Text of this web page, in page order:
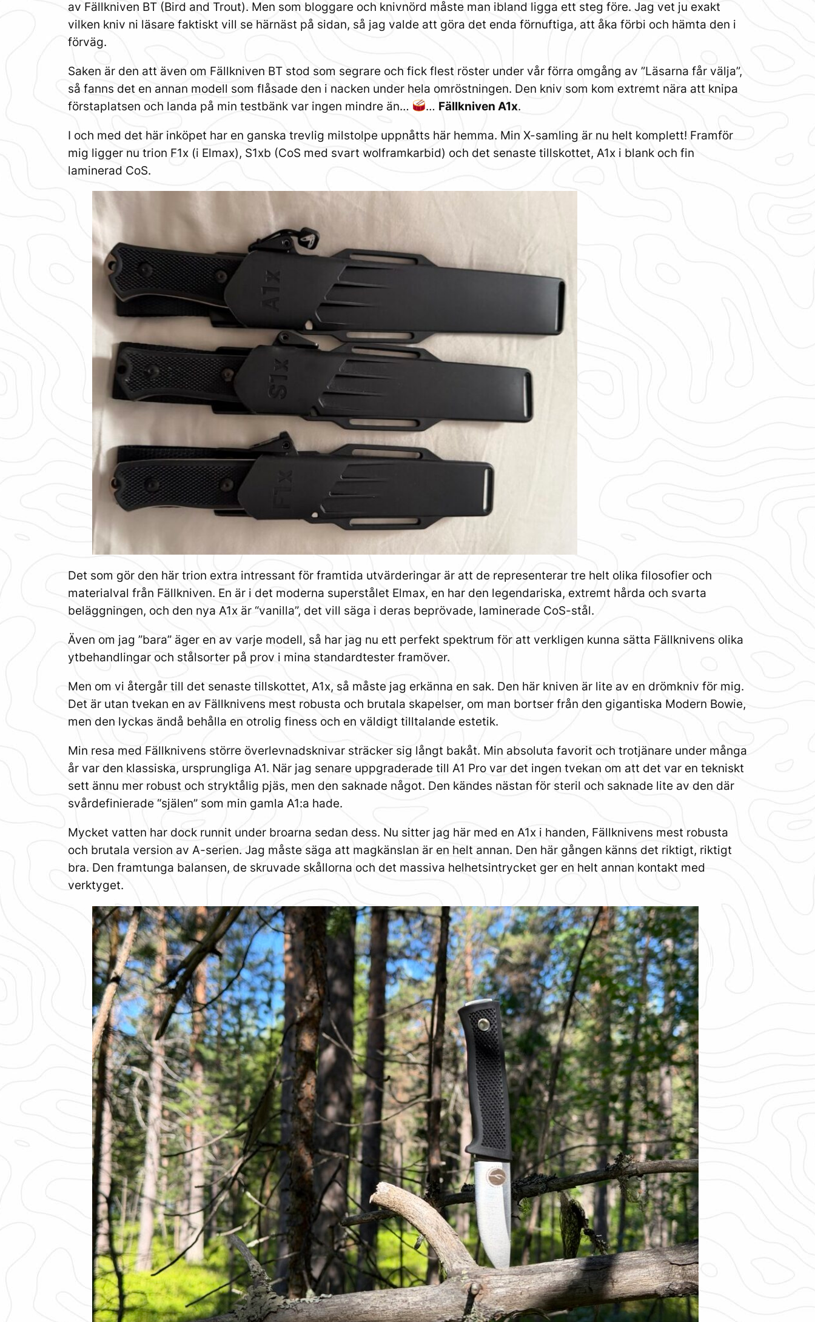
av Fällkniven BT (Bird and Trout). Men som bloggare och knivnörd måste man ibland ligga ett steg före. Jag vet ju exakt
vilken kniv ni läsare faktiskt vill se härnäst på sidan, så jag valde att göra det enda förnuftiga, att åka förbi och hämta den i
förväg.
Saken är den att även om Fällkniven BT stod som segrare och fick flest röster under vår förra omgång av ”Läsarna får välja”,
så fanns det en annan modell som flåsade den i nacken under hela omröstningen. Den kniv som kom extremt nära att knipa
förstaplatsen och landa på min testbänk var ingen mindre än…
… Fällkniven A1x.
I och med det här inköpet har en ganska trevlig milstolpe uppnåtts här hemma. Min X-samling är nu helt komplett! Framför
mig ligger nu trion F1x (i Elmax), S1xb (CoS med svart wolframkarbid) och det senaste tillskottet, A1x i blank och fin
laminerad CoS.
Det som gör den här trion extra intressant för framtida utvärderingar är att de representerar tre helt olika filosofier och
materialval från Fällkniven. En är i det moderna superstålet Elmax, en har den legendariska, extremt hårda och svarta
beläggningen, och den nya A1x är “vanilla”, det vill säga i deras beprövade, laminerade CoS-stål.
Även om jag ”bara” äger en av varje modell, så har jag nu ett perfekt spektrum för att verkligen kunna sätta Fällknivens olika
ytbehandlingar och stålsorter på prov i mina standardtester framöver.
Men om vi återgår till det senaste tillskottet, A1x, så måste jag erkänna en sak. Den här kniven är lite av en drömkniv för mig.
Det är utan tvekan en av Fällknivens mest robusta och brutala skapelser, om man bortser från den gigantiska Modern Bowie,
men den lyckas ändå behålla en otrolig finess och en väldigt tilltalande estetik.
Min resa med Fällknivens större överlevnadsknivar sträcker sig långt bakåt. Min absoluta favorit och trotjänare under många
år var den klassiska, ursprungliga A1. När jag senare uppgraderade till A1 Pro var det ingen tvekan om att det var en tekniskt
sett ännu mer robust och stryktålig pjäs, men den saknade något. Den kändes nästan för steril och saknade lite av den där
svårdefinierade “själen” som min gamla A1:a hade.
Mycket vatten har dock runnit under broarna sedan dess. Nu sitter jag här med en A1x i handen, Fällknivens mest robusta
och brutala version av A-serien. Jag måste säga att magkänslan är en helt annan. Den här gången känns det riktigt, riktigt
bra. Den framtunga balansen, de skruvade skållorna och det massiva helhetsintrycket ger en helt annan kontakt med
verktyget.